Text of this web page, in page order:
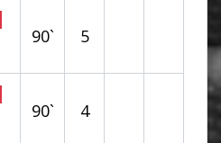
90` 5
90` 4